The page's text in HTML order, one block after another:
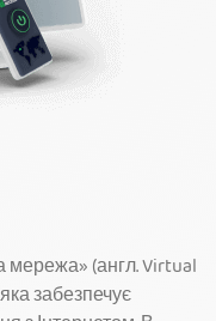
мережа» (англ. Virtual
забезпечує